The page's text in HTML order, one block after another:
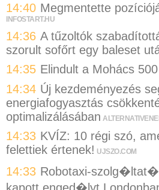
14:40 Megmentette
INFOSTART.HU
14:36 A tűzoltók
szorult sofőrt egy baleset
14:35 Elindult a Mohács
14:34 Új kezdeményezés
energiafogyasztás
optimalizálásában
14:33 KVÍZ: 10 régi szó,
felettiek értenek! UJSZO.COM
14:33 Robotaxi-